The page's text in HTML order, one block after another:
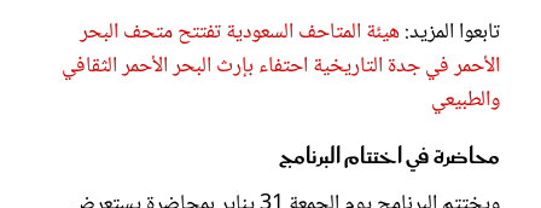
تابعوا المزيد:هيئة المتاحف السعودية تفتتح متحف البحر
الأحمر في جدة التاريخية احتفاء بإرث البحر الأحمر الثقافي
والطبيعي
محاضرة في اختتام البرنامج